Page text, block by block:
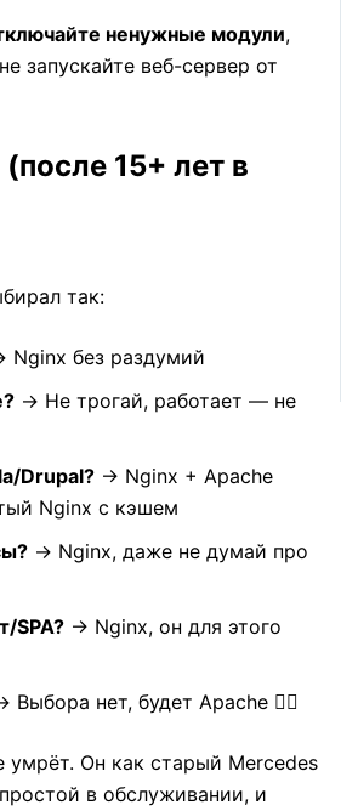
ненужные модули,
запускайте веб-сервер от
15+ лет в
так:
Nginx без раздумий
→ Не трогай, работает — не
Drupal? → Nginx + Apache
Nginx с кэшем
→ Nginx, даже не думай про
SPA? → Nginx, он для этого
Выбора нет, будет Apache 🤷‍♂️
умрёт. Он как старый Mercedes
в обслуживании, и